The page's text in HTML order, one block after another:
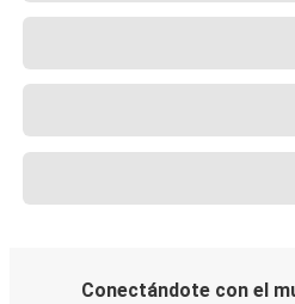
Conectándote con el